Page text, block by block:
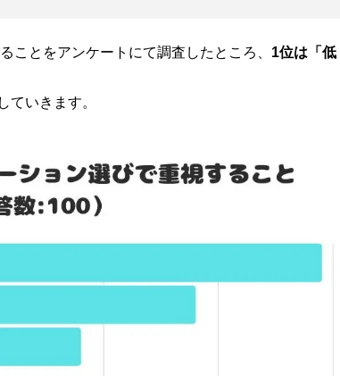
ことをアンケートにて調査したところ、 1位は「低
ていきます。